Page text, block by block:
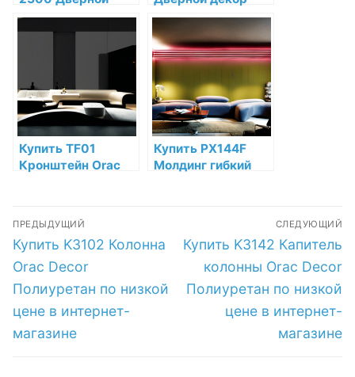
декор Heritage
Orac Decor
Дюрополимер по
интернет-
магазине
Orac Decor
Полиуретан по
низкой цене в
интернет-
магазине
Купить TF01
Кронштейн Orac
интернет-
магазине
Купить PX144F
Молдинг гибкий
магазине
Навигация
по
записям
ПРЕДЫДУЩИЙ
Предыдущая
запись:
Купить K3102 Колонна
Orac Decor
Полиуретан по низкой
цене в интернет-
магазине
СЛЕДУЮЩИЙ
Следующая
запись:
Купить K3142 Капитель
колонны Orac Decor
Полиуретан по низкой
цене в интернет-
магазине